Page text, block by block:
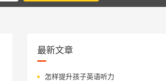
最新文章
怎样提升孩子英语听力